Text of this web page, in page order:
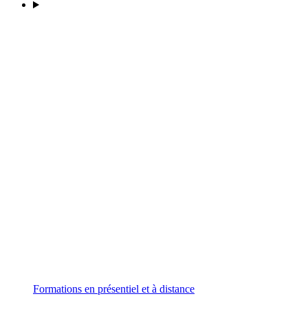
Formations en présentiel et à distance